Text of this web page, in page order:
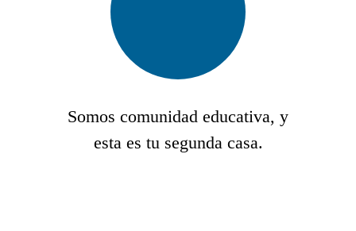
Somos comunidad educativa, y
esta es tu segunda casa.